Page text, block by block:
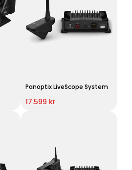
Panoptix LiveScope System
17.599 kr